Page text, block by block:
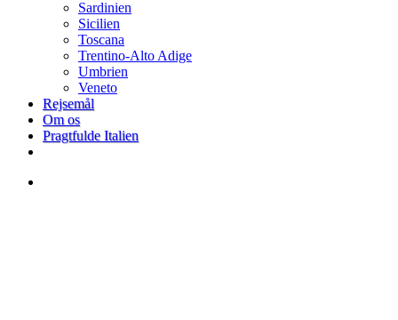
Sardinien
Sicilien
Toscana
Trentino-Alto Adige
Umbrien
Veneto
Rejsemål
Om os
Pragtfulde Italien